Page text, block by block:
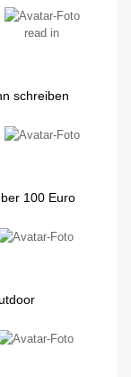
read in
schreiben
100 Euro